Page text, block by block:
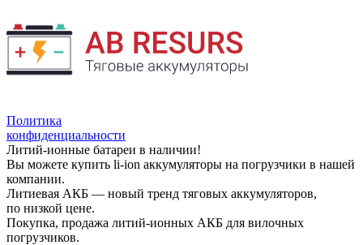
Политика
конфиденциальности
Литий-ионные батареи в наличии!
Вы можете купить li-ion аккумуляторы на погрузчики в нашей
компании.
Литиевая АКБ — новый тренд тяговых аккумуляторов,
по низкой цене.
Покупка, продажа литий-ионных АКБ для вилочных
погрузчиков.